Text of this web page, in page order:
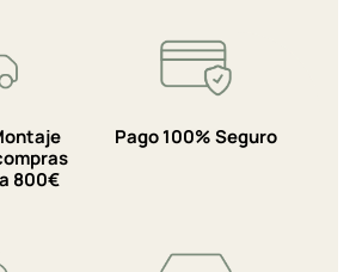
800€
Pago 100% Seguro